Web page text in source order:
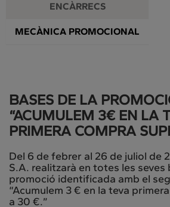
ENCÀRRECS
MECÀNICA PROMOCIONAL
BASES DE LA
“ACUMULEM 3€ EN LA
PRIMERA COMPRA
Del 6 de febrer al 26 de juliol de
S.A. realitzarà en totes les seves
promoció identificada amb el
“Acumulem 3 € en la teva
a 30 €.”